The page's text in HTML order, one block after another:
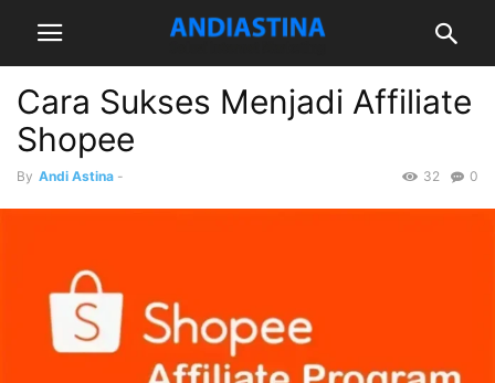
Cara Sukses Menjadi Affiliate
Shopee
By Andi Astina - 0
32